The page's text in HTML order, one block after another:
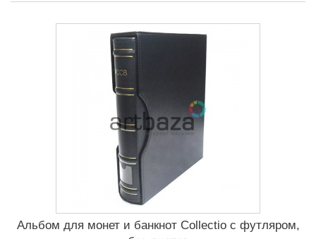
Альбом для монет и банкнот Сollectio c футляром,